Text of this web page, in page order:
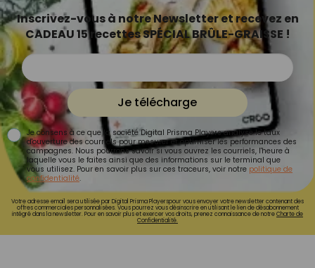
Inscrivez-vous à notre Newsletter et recevez en
CADEAU 15 recettes SPÉCIAL BRÛLE-GRAISSE !
Je télécharge
Je consens à ce que la société Digital Prisma Players analyse le taux
d'ouverture des courriels pour mesurer et optimiser les performances des
campagnes. Nous pourrons savoir si vous ouvrez les courriels, l'heure à
laquelle vous le faites ainsi que des informations sur le terminal que
vous utilisez. Pour en savoir plus sur ces traceurs, voir notre politique de
confidentialité.
Votre adresse email sera utilisée par Digital Prisma Playerspour vous envoyer votre newsletter contenant des
offres commerciales personnalisées. Vous pourrez vous désinscrire en utilisant le lien de désabonnement
intégré dans la newsletter. Pour en savoir plus et exercer vos droits, prenez connaissance de notreCharte de
Confidentialité.